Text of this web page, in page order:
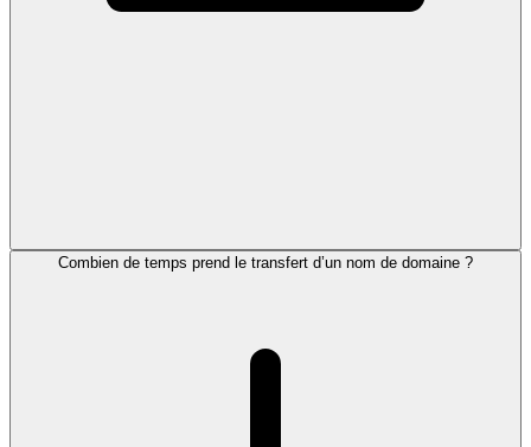
Combien de temps prend le transfert d’un nom de domaine ?